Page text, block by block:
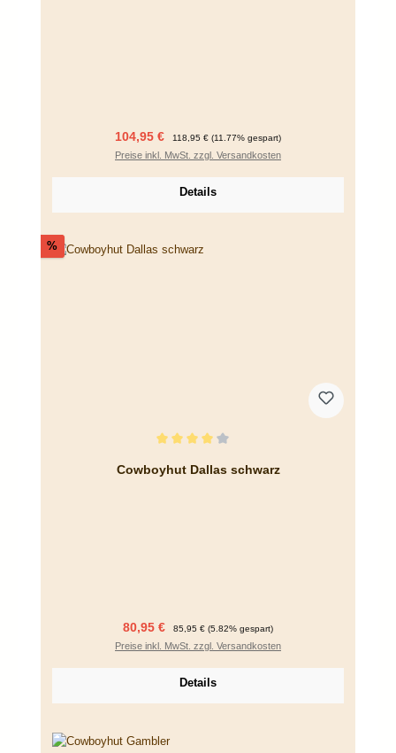
Verkaufspreis:
104,95 € Regulärer Preis:
118,95 € (11.77% gespart)
Preise inkl. MwSt. zzgl. Versandkosten
Details
%Rabatt
Cowboyhut Dallas schwarz
Verkaufspreis:
80,95 € Regulärer Preis:
85,95 € (5.82% gespart)
Preise inkl. MwSt. zzgl. Versandkosten
Details